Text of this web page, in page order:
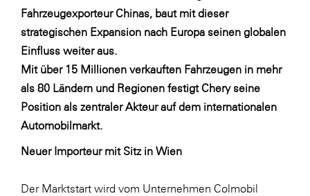
LAT Nitrogen
Libro
Die Menü-Manufaktur
MTH Retail Group
OMV
Fahrzeugexporteur Chinas, baut mit dieser
strategischen Expansion nach Europa seinen globalen
Einfluss weiter aus.
Mit über 15 Millionen verkauften Fahrzeugen in mehr
als 80 Ländern und Regionen festigt Chery seine
Position als zentraler Akteur auf dem internationalen
Automobilmarkt.
Neuer Importeur mit Sitz in Wien
Der Marktstart wird vom Unternehmen Colmobil